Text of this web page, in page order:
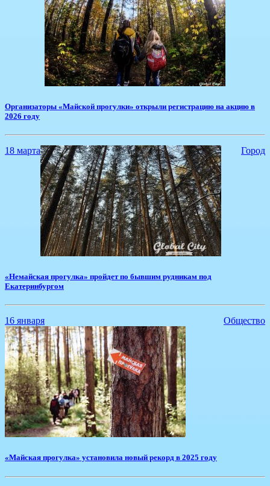
Организаторы «Майской прогулки» открыли регистрацию на акцию в
2026 году
18 марта Город
​«Немайская прогулка» пройдет по бывшим рудникам под
Екатеринбургом
16 января Общество
​«Майская прогулка» установила новый рекорд в 2025 году